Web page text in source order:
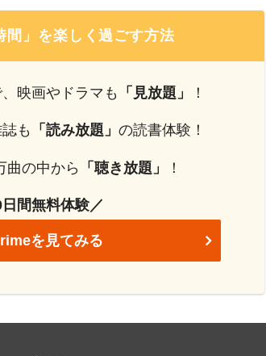
間」を楽しく過ごす方法
映画やドラマも 「見放題」 ！
も 「読み放題」の読書体験！
曲の中から 「聴き放題」 ！
間無料体験／
を見てみる